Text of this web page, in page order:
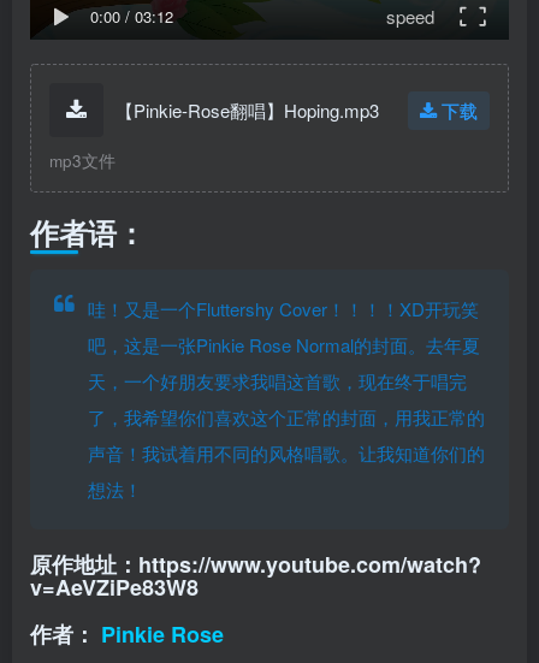
0:00 / 03:12 speed
【Pinkie-Rose翻唱】Hoping.mp3 下载
mp3文件
作者语：
哇！又是一个Fluttershy Cover！！！！XD开玩笑
吧，这是一张Pinkie Rose Normal的封面。去年夏
天，一个好朋友要求我唱这首歌，现在终于唱完
了，我希望你们喜欢这个正常的封面，用我正常的
声音！我试着用不同的风格唱歌。让我知道你们的
想法！
原作地址：https://www.youtube.com/watch?
v=AeVZiPe83W8
作者： Pinkie Rose